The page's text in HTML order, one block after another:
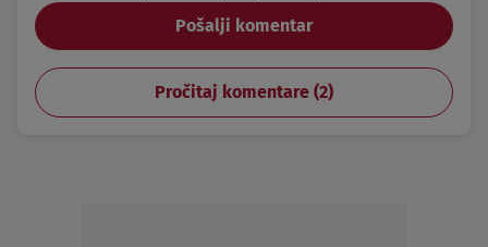
Pošalji komentar
Pročitaj komentare (2)